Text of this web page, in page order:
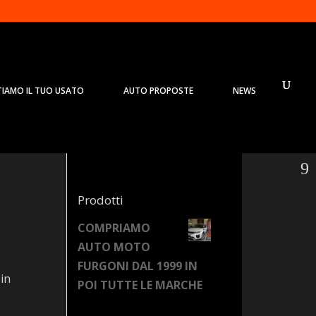
IL TUO USATO AUTO PROPOSTE NEWS
Prodotti
COMPRIAMO
AUTO MOTO
FURGONI DAL 1999 IN
POI TUTTE LE MARCHE